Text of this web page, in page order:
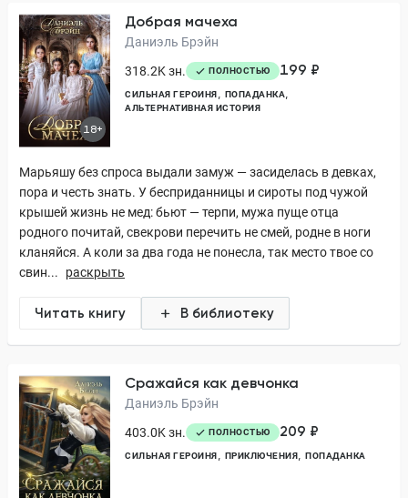
18+
Добрая мачеха
Даниэль Брэйн
318.2K зн.
ПОЛНОСТЬЮ 199 ₽
СИЛЬНАЯ ГЕРОИНЯ
ПОПАДАНКА
АЛЬТЕРНАТИВНАЯ ИСТОРИЯ
Марьяшу без спроса выдали замуж — засиделась в девках,
пора и честь знать. У бесприданницы и сироты под чужой
крышей жизнь не мед: бьют — терпи, мужа пуще отца
родного почитай, свекрови перечить не смей, родне в ноги
кланяйся. А коли за два года не понесла, так место твое со
свин...
раскрыть
Читать книгу В библиотеку
Сражайся как девчонка
Даниэль Брэйн
403.0K зн.
ПОЛНОСТЬЮ 209 ₽
СИЛЬНАЯ ГЕРОИНЯ ПРИКЛЮЧЕНИЯ ПОПАДАНКА